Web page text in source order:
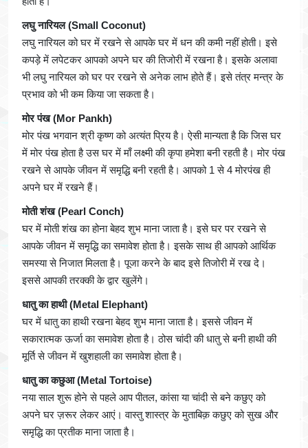
लघु नारियल (Small Coconut)
लघु नारियल को घर में रखने से आपके घर में धन की कमी नहीं होती। इसे
कपड़े में लपेटकर आपको अपने घर की तिजोरी में रखना है। इसके अलावा
भी लघु नारियल को घर पर रखने से अनेक लाभ होते हैं। इसे तंत्र मन्त्र के
प्रभाव को भी कम किया जा सकता है।
मोर पंख (Mor Pankh)
मोर पंख भगवान श्री कृष्ण को अत्यंत प्रिय है। ऐसी मान्यता है कि जिस घर
में मोर पंख होता है उस घर में माँ लक्ष्मी की कृपा हमेशा बनी रहती है। मोर पंख
रखने से आपके जीवन में समृद्धि बनी रहती है। आपको 1 से 4 मोरपंख ही
अपने घर में रखने हैं।
मोती शंख (Pearl Conch)
घर में मोती शंख का होना बेहद शुभ माना जाता है। इसे घर पर रखने से
आपके जीवन में समृद्धि का समावेश होता है। इसके साथ ही आपको आर्थिक
समस्या से निजात मिलता है। पूजा करने के बाद इसे तिजोरी में रख दे।
इससे आपकी तरक्की के द्वार खुलेंगे।
धातु का हाथी (Metal Elephant)
घर में धातु का हाथी रखना बेहद शुभ माना जाता है। इससे जीवन में
सकारात्मक ऊर्जा का समावेश होता है। ठोस चांदी की धातु से बनी हाथी की
मूर्ति से जीवन में खुशहाली का समावेश होता है।
धातु का कछुआ (Metal Tortoise)
नया साल शुरू होने से पहले आप पीतल, कांसा या चांदी से बने कछुए को
अपने घर ज़रूर लेकर आएं। वास्तु शास्त्र के मुताबिक़ कछुए को सुख और
समृद्धि का प्रतीक माना जाता है।